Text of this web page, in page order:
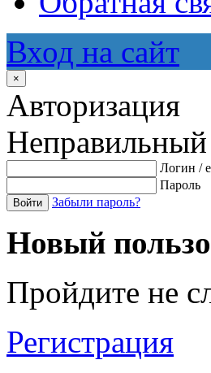
Вход на сайт
×
Авторизация
Логин /
Пароль
Войти Забыли пароль?
Новый
Пройдите не
Регистрация